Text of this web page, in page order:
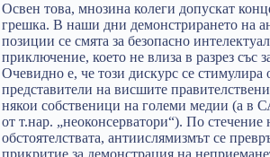
Освен това, мнозина колеги допускат
грешка. В наши дни демонстрирането на
позиции се смята за безопасно
приключение, което не влиза в разрез със
Очевидно е, че този дискурс се стимулира
представители на висшите
някои собственици на големи медии (а в
от т.нар. „неоконсерватори“). По стечение
обстоятелствата, антиислямизмът се
прикритие за демонстрация на